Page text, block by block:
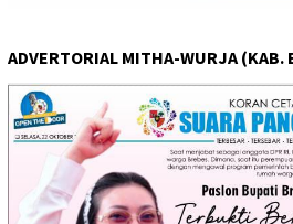
ADVERTORIAL MITHA-WURJA (KAB.